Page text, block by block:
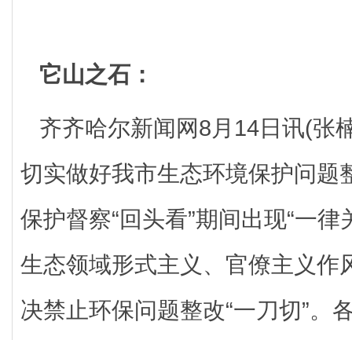
它山之石：
齐齐哈尔新闻网8月14日讯(张
切实做好我市生态环境保护问题
保护督察“回头看”期间出现“一律
生态领域形式主义、官僚主义作
决禁止环保问题整改“一刀切”。